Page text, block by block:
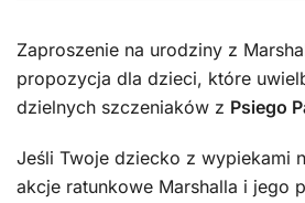
Zaproszenie na urodziny z
propozycja dla dzieci, które
dzielnych szczeniaków z Psiego
Jeśli Twoje dziecko z wypiekami
akcje ratunkowe Marshalla i jego